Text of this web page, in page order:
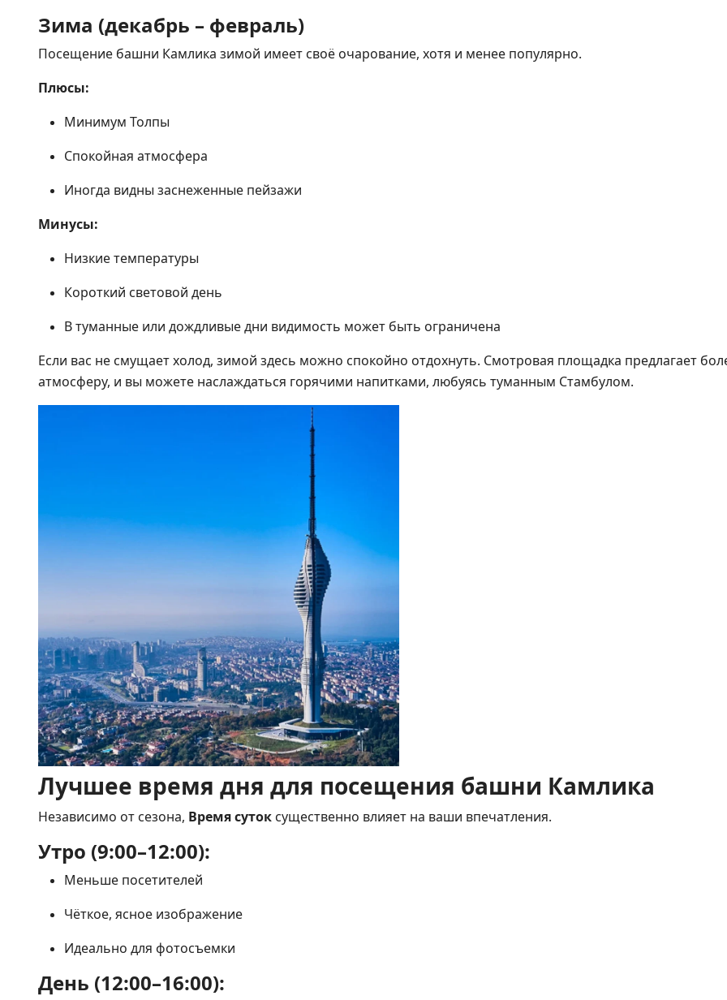
Зима (декабрь – февраль)
Посещение башни Камлика зимой имеет своё очарование, хотя и менее популярно.
Плюсы:
Минимум Толпы
Спокойная атмосфера
Иногда видны заснеженные пейзажи
Минусы:
Низкие температуры
Короткий световой день
В туманные или дождливые дни видимость может быть ограничена
Если вас не смущает холод, зимой здесь можно спокойно отдохнуть. Смотровая площадка предлагает
атмосферу, и вы можете наслаждаться горячими напитками, любуясь туманным Стамбулом.
Лучшее время дня для посещения башни Камлика
Независимо от сезона, Время суток существенно влияет на ваши впечатления.
Утро (9:00–12:00):
Меньше посетителей
Чёткое, ясное изображение
Идеально для фотосъемки
День (12:00–16:00):